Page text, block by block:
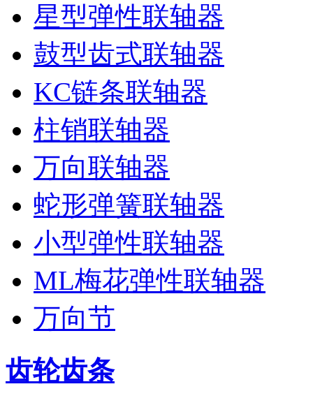
星型弹性联轴器
鼓型齿式联轴器
KC链条联轴器
柱销联轴器
万向联轴器
蛇形弹簧联轴器
小型弹性联轴器
ML梅花弹性联轴器
万向节
齿轮齿条